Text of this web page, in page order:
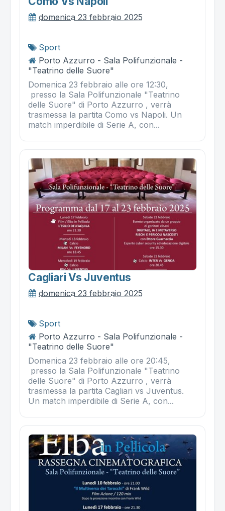
domenica 23 febbraio 2025
Sport
Porto Azzurro - Sala Polifunzionale -
"Teatrino delle Suore"
Domenica 23 febbraio alle ore 12:30,
presso la Sala Polifunzionale "Teatrino
delle Suore" di Porto Azzurro , verrà
trasmessa la partita Como vs Napoli. Un
match imperdibile di Serie A, con...
Cagliari Vs Juventus
domenica 23 febbraio 2025
Sport
Porto Azzurro - Sala Polifunzionale -
"Teatrino delle Suore"
Domenica 23 febbraio alle ore 20:45,
presso la Sala Polifunzionale "Teatrino
delle Suore" di Porto Azzurro , verrà
trasmessa la partita Cagliari vs Juventus.
Un match imperdibile di Serie A, con...